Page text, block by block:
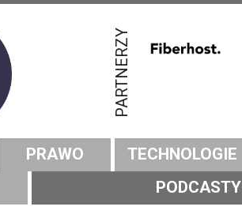
PARTNERZY
PRAWO TECHNOLOGIE
PODCASTY